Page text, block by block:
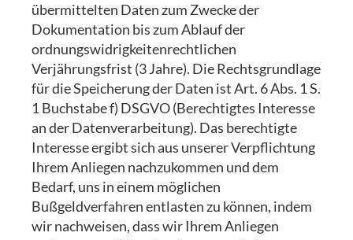
übermittelten Daten zum Zwecke der
Dokumentation bis zum Ablauf der
ordnungswidrigkeitenrechtlichen
Verjährungsfrist (3 Jahre). Die Rechtsgrundlage
für die Speicherung der Daten ist Art. 6 Abs. 1 S.
1 Buchstabe f) DSGVO (Berechtigtes Interesse
an der Datenverarbeitung). Das berechtigte
Interesse ergibt sich aus unserer Verpflichtung
Ihrem Anliegen nachzukommen und dem
Bedarf, uns in einem möglichen
Bußgeldverfahren entlasten zu können, indem
wir nachweisen, dass wir Ihrem Anliegen